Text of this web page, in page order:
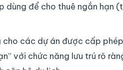
để cho thuê ngắn hạn
các dự án được cấp
với chức năng lưu trú rõ